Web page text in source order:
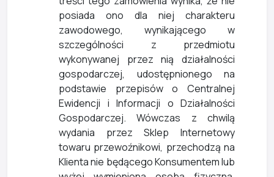
posiada ono dla niej charakteru
zawodowego, wynikającego w
szczególności z przedmiotu
wykonywanej przez nią działalności
gospodarczej, udostępnionego na
podstawie przepisów o Centralnej
Ewidencji i Informacji o Działalności
Gospodarczej. Wówczas z chwilą
wydania przez Sklep Internetowy
towaru przewoźnikowi, przechodzą na
Klienta nie będącego Konsumentem lub